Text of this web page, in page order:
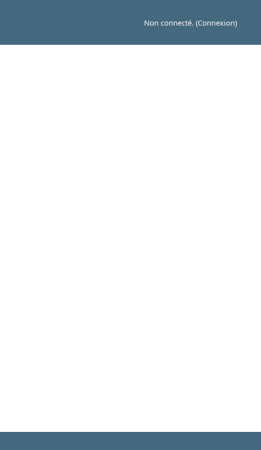
Non connecté. (Connexion)